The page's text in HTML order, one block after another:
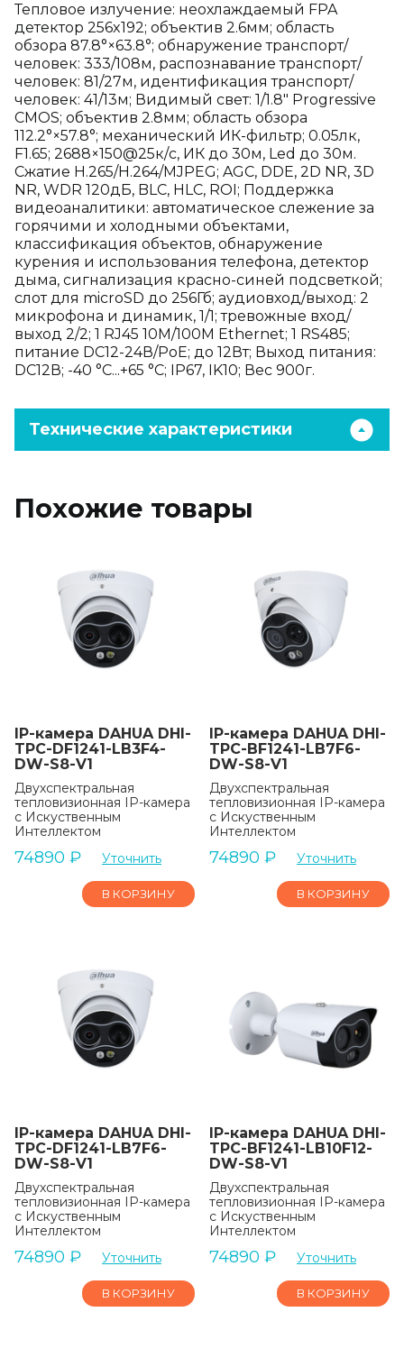
Тепловое излучение: неохлаждаемый FPA
детектор 256x192; объектив 2.6мм; область
обзора 87.8°×63.8°; обнаружение транспорт/
человек: 333/108м, распознавание транспорт/
человек: 81/27м, идентификация транспорт/
человек: 41/13м; Видимый свет: 1/1.8" Progressive
CMOS; объектив 2.8мм; область обзора
112.2°×57.8°; механический ИК-фильтр; 0.05лк,
F1.65; 2688×150@25к/с, ИК до 30м, Led до 30м.
Сжатие H.265/H.264/MJPEG; AGC, DDE, 2D NR, 3D
NR, WDR 120дБ, BLC, HLC, ROI; Поддержка
видеоаналитики: автоматическое слежение за
горячими и холодными объектами,
классификация объектов, обнаружение
курения и использования телефона, детектор
дыма, сигнализация красно-синей подсветкой;
слот для microSD до 256Гб; аудиовход/выход: 2
микрофона и динамик, 1/1; тревожные вход/
выход 2/2; 1 RJ45 10M/100M Ethernet; 1 RS485;
питание DC12-24В/PoE; до 12Вт; Выход питания:
DC12В; -40 °C...+65 °C; IP67, IK10; Вес 900г.
Технические характеристики
Похожие товары
IP-камера DAHUA DHI-
TPC-DF1241-LB3F4-
DW-S8-V1
Двухспектральная
тепловизионная IP-камера
с Искуственным
Интеллектом
74890 ₽ Уточнить
В КОРЗИНУ
IP-камера DAHUA DHI-
TPC-BF1241-LB7F6-
DW-S8-V1
Двухспектральная
тепловизионная IP-камера
с Искуственным
Интеллектом
74890 ₽ Уточнить
В КОРЗИНУ
IP-камера DAHUA DHI-
TPC-DF1241-LB7F6-
DW-S8-V1
Двухспектральная
тепловизионная IP-камера
с Искуственным
Интеллектом
74890 ₽ Уточнить
В КОРЗИНУ
IP-камера DAHUA DHI-
TPC-BF1241-LB10F12-
DW-S8-V1
Двухспектральная
тепловизионная IP-камера
с Искуственным
Интеллектом
74890 ₽ Уточнить
В КОРЗИНУ